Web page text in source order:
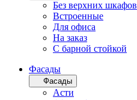
Без верхних шкафов
Встроенные
Для офиса
На заказ
С барной стойкой
Фасады
Фасады
Асти